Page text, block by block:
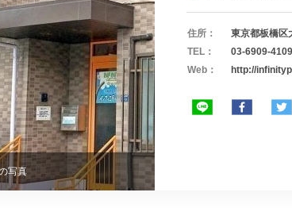
写真
住所：
東京都板橋区
TEL：
03-6909-4109
Web：
http://